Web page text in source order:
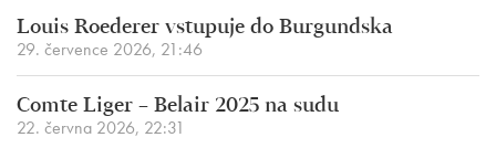
Louis Roederer vstupuje do Burgundska
29. července 2026, 21:46
Comte Liger – Belair 2025 na sudu
22. června 2026, 22:31